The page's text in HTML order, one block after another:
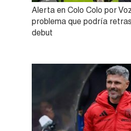
Alerta en Colo Colo por
problema que podría
debut